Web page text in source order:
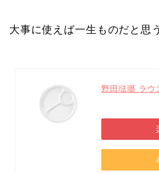
大事に使えば一生ものだと思
野田琺瑯 ラウ